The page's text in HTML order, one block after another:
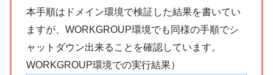
本手順はドメイン環境で検証した結果を書いてい
ますが、WORKGROUP環境でも同様の手順でシ
ャットダウン出来ることを確認しています。
WORKGROUP環境での実行結果）